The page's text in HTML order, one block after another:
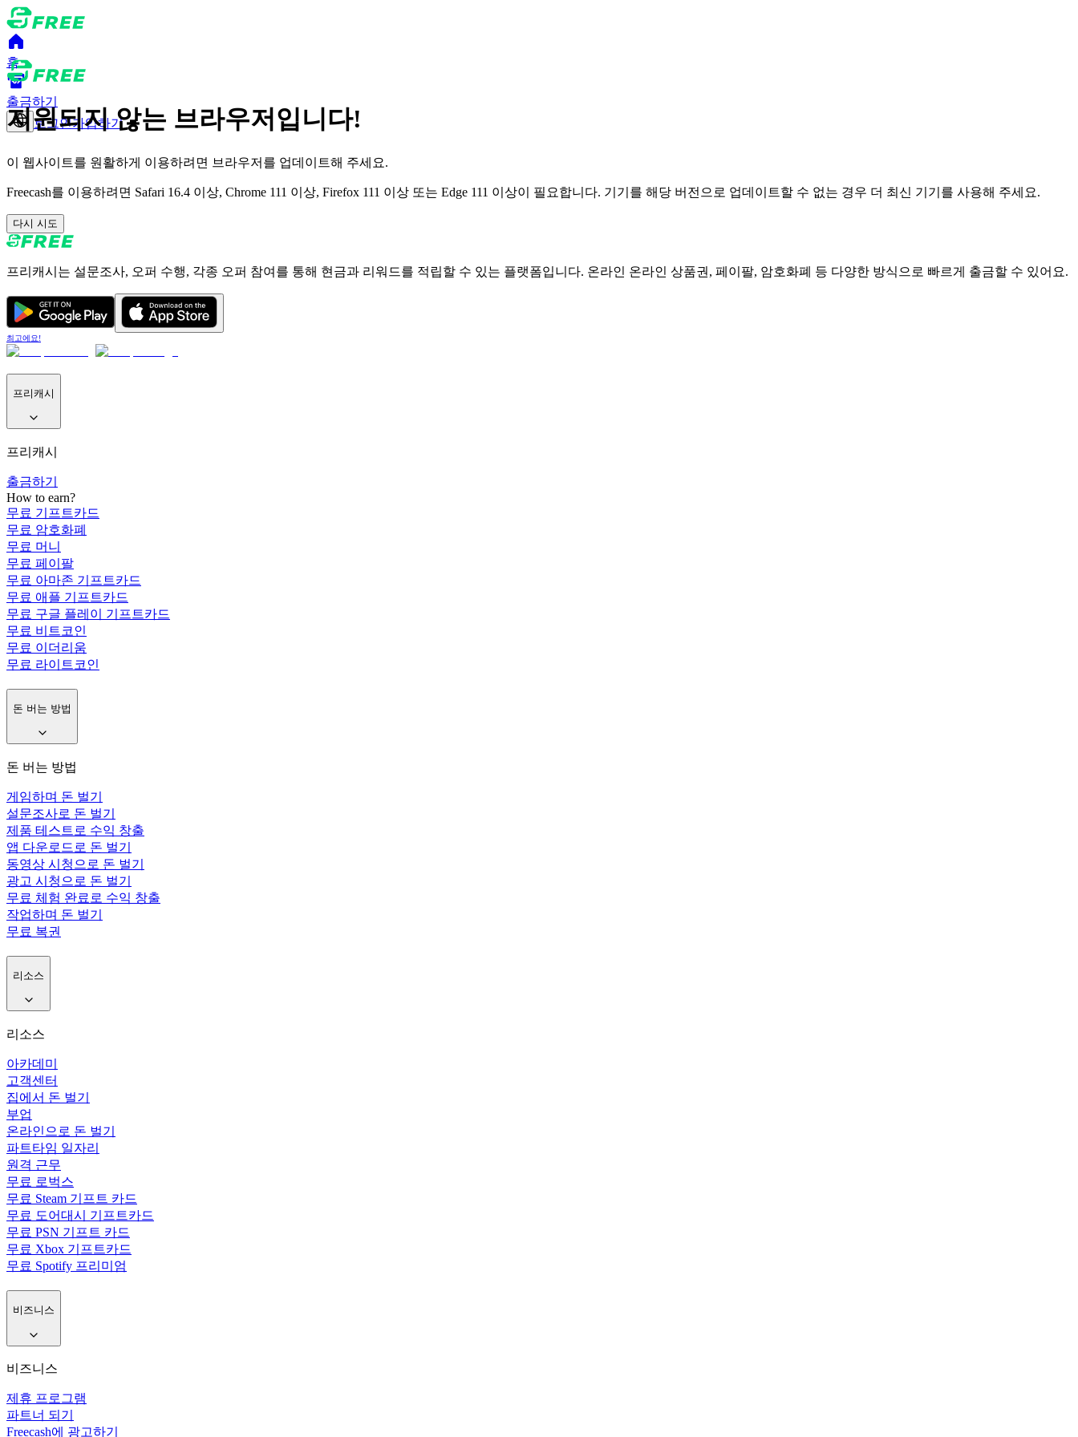
홈
출금하기
로그인가입하기
지원되지 않는 브라우저입니다!
이 웹사이트를 원활하게 이용하려면 브라우저를 업데이트해 주세요.
Freecash를 이용하려면 Safari 16.4 이상, Chrome 111 이상, Firefox 111 이상 또는 Edge 111 이상이 필요합니다. 기기를 해당 버전으로 업데이트할 수 없는 경우 더 최신 기기를 사용해 주세요.
다시 시도
프리캐시는 설문조사, 오퍼 수행, 각종 오퍼 참여를 통해 현금과 리워드를 적립할 수 있는 플랫폼입니다. 온라인 온라인 상품권, 페이팔, 암호화폐 등 다양한 방식으로 빠르게 출금할 수 있어요.
최고에요!
프리캐시
프리캐시
출금하기
How to earn?
무료 기프트카드
무료 암호화폐
무료 머니
무료 페이팔
무료 아마존 기프트카드
무료 애플 기프트카드
무료 구글 플레이 기프트카드
무료 비트코인
무료 이더리움
무료 라이트코인
돈 버는 방법
돈 버는 방법
게임하며 돈 벌기
설문조사로 돈 벌기
제품 테스트로 수익 창출
앱 다운로드로 돈 벌기
동영상 시청으로 돈 벌기
광고 시청으로 돈 벌기
무료 체험 완료로 수익 창출
작업하며 돈 벌기
무료 복권
리소스
리소스
아카데미
고객센터
집에서 돈 벌기
부업
온라인으로 돈 벌기
파트타임 일자리
원격 근무
무료 로벅스
무료 Steam 기프트 카드
무료 도어대시 기프트카드
무료 PSN 기프트 카드
무료 Xbox 기프트카드
무료 Spotify 프리미엄
비즈니스
비즈니스
제휴 프로그램
파트너 되기
Freecash에 광고하기